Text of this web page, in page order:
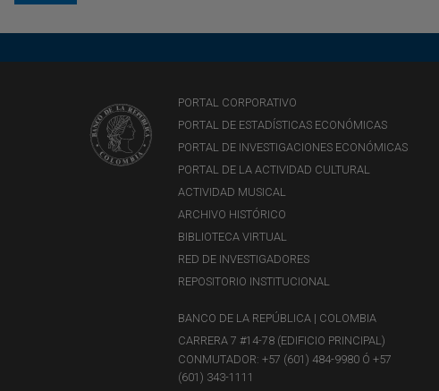
PORTAL CORPORATIVO
PORTAL DE ESTADÍSTICAS ECONÓMICAS
PORTAL DE INVESTIGACIONES ECONÓMICAS
PORTAL DE LA ACTIVIDAD CULTURAL
ACTIVIDAD MUSICAL
ARCHIVO HISTÓRICO
BIBLIOTECA VIRTUAL
RED DE INVESTIGADORES
REPOSITORIO INSTITUCIONAL
BANCO DE LA REPÚBLICA | COLOMBIA
CARRERA 7 #14-78 (EDIFICIO PRINCIPAL)
CONMUTADOR: +57 (601) 484-9980 Ó +57
(601) 343-1111